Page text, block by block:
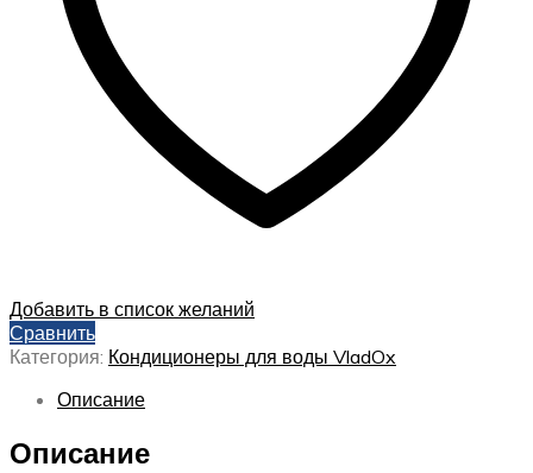
Добавить в список желаний
Сравнить
Категория: Кондиционеры для воды VladOx
Описание
Описание